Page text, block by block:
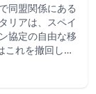
同盟関係にある
リアは、スペイ
協定の自由な移
これを撤回し…